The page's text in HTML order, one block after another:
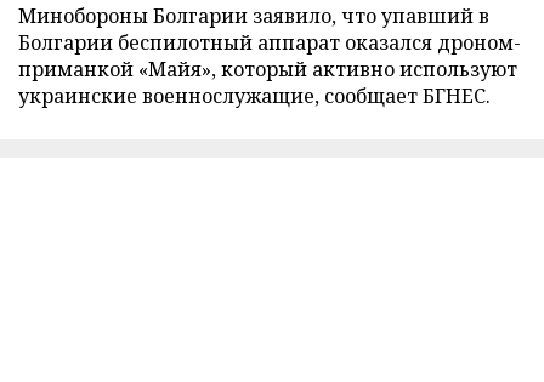
Минобороны Болгарии заявило, что упавший в
Болгарии беспилотный аппарат оказался дроном-
приманкой «Майя», который активно используют
украинские военнослужащие, сообщает БГНЕС.